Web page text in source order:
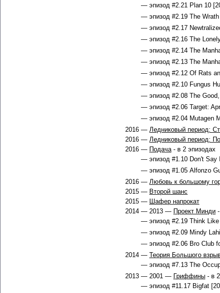
— эпизод #2.21 Plan 10
— эпизод #2.19 The
— эпизод #2.17
— эпизод #2.16 The
— эпизод #2.14 The
— эпизод #2.13 The
— эпизод #2.12 Of Rats
— эпизод #2.10 Fungus
— эпизод #2.08 The
— эпизод #2.06 Target:
— эпизод #2.04 Mutagen
2016 — Ледниковый период:
2016 — Ледниковый период:
2016 — Подача- в 2 эпизодах
— эпизод #1.10 Don't Say
— эпизод #1.05 Alfonzo
2016 — Любовь к большому
2015 — Второй шанс
2015 — Шафер напрокат
2014 — 2013 — Проект Минди
— эпизод #2.19 Think
— эпизод #2.09 Mindy
— эпизод #2.06 Bro Club
2014 — Теория Большого
— эпизод #7.13 The
2013 — 2001 — Гриффины - в
— эпизод #11.17 Bigfat